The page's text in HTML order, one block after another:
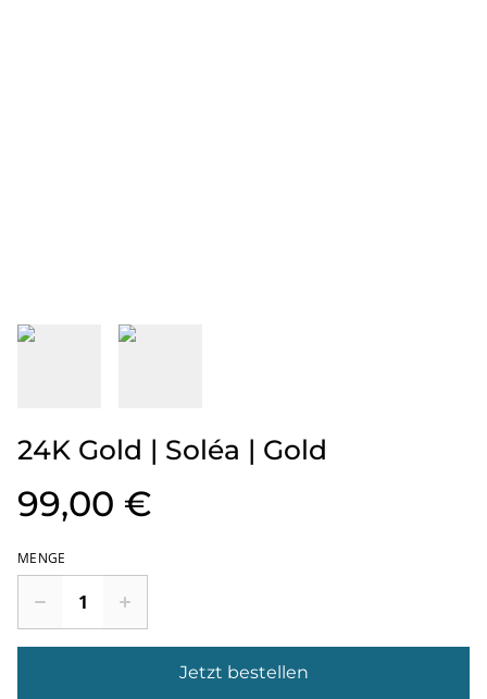
24K Gold | Soléa | Gold
99,00 €
MENGE
Jetzt bestellen